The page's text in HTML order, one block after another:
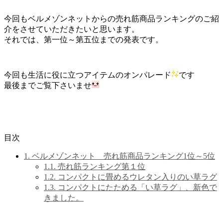
今回もベルメゾンネットからの売れ筋商品ランキングのご紹
介をさせていただきたいと思います。
それでは、第一位～第五位までの発表です。
今回も生活に役に立つアイテムのオンパレード
です
最後までご覧下さいませ
目次
1. ベルメゾンネット 売れ筋商品ランキング1位～5位
1.1. 売れ筋ランキング第１位
1.2. コンパクトに畳めるウレタン入りのい草ラグ
1.3. コンパクトにたためる「い草ラグ」、新色で
きました。